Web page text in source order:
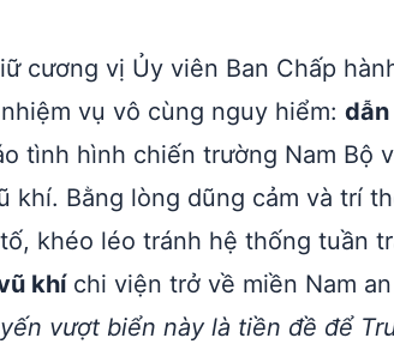
cương vị Ủy viên Ban Chấp
vụ vô cùng nguy hiểm:
tình hình chiến trường Nam Bộ
khí. Bằng lòng dũng cảm và trí
khéo léo tránh hệ thống tuần
khíchi viện trở về miền Nam
vượt biển này là tiền đề để